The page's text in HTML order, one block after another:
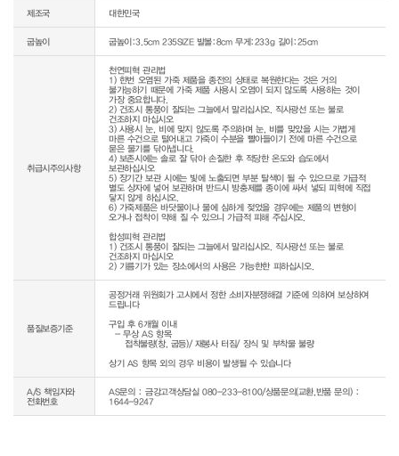
제조국 대한민국
굽높이 굽높이:3.5cm 235SIZE 발볼:8cm 무게:233g 길이:25cm
취급시주의사항
천연피혁 관리법
1) 한번 오염된 가죽 제품을 종전의 상태로 복원한다는 것은 거의
불가능하기 때문에 가죽 제품 사용시 오염이 되지 않도록 사용하는 것이
가장 중요합니다.
2) 건조시 통풍이 잘되는 그늘에서 말리십시오. 직사광선 또는 불로
건조하지 마십시오
3) 사용시 눈, 비에 맞지 않도록 주의하며 눈, 비를 맞았을 시는 가볍게
마른 수건으로 털어내고 가죽이 수분을 빨아들이기 전에 마른 수건으로
묻은 물기를 닦아냅니다.
4) 보존시에는 솔로 잘 닦아 손질한 후 적당한 온도와 습도에서
보관하십시오
5) 장기간 보관 시에는 빛에 노출되면 부분 탈색이 될 수 있으므로 가급적
별도 상자에 넣어 보관하며 반드시 방충제를 종이에 싸서 넣되 피혁에 직접
닿지 않게 하십시오.
6) 가죽제품은 바닷물이나 물에 심하게 젖었을 경우에는 제품의 변형이
오거나 접착이 약해 질 수 있으니 가급적 피해 주십시오.
합성피혁 관리법
1) 건조시 통풍이 잘되는 그늘에서 말리십시오. 직사광선 또는 불로
건조하지 마십시오
품질보증기준
공정거래 위원회가 고시에서 정한 소비자분쟁해결 기준에 의하여 보상하여
드립니다
구입 후 6개월 이내
  - 무상 AS 항목
상기 AS 항목 외의 경우 비용이 발생될 수 있습니다
A/S 책임자와
전화번호
AS문의 : 금강고객상담실 080-233-8100/상품문의(교환,반품 문의) :
1644-9247